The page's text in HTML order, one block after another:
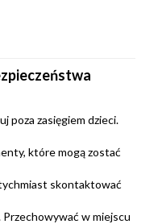
poza zasięgiem dzieci.
które mogą zostać
skontaktować
w miejscu